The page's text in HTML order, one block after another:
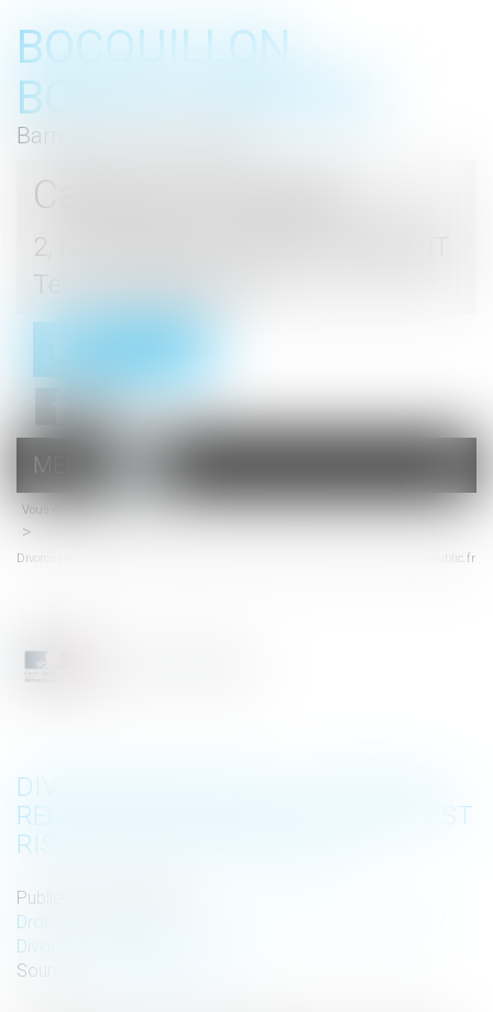
BOCQUILLON
BOESCH GROMEK
Barreau de Haute Marne
Cabinet d'avocats
2, rue du Palais - 52000 CHAUMONT
Tel : 03 25 03 05 62
menu
MENU
Vous êtes ici :
Divorce pour faute - Avoir une relation en cours de divorce est risqué | service-public.fr
DIVORCE POUR FAUTE - AVOIR UNE
RELATION EN COURS DE DIVORCE EST
RISQUÉ | SERVICE-PUBLIC.FR
Publié le :
Droit de la famille, des personnes et de leur patrimoine
Divorce et séparation
Source :